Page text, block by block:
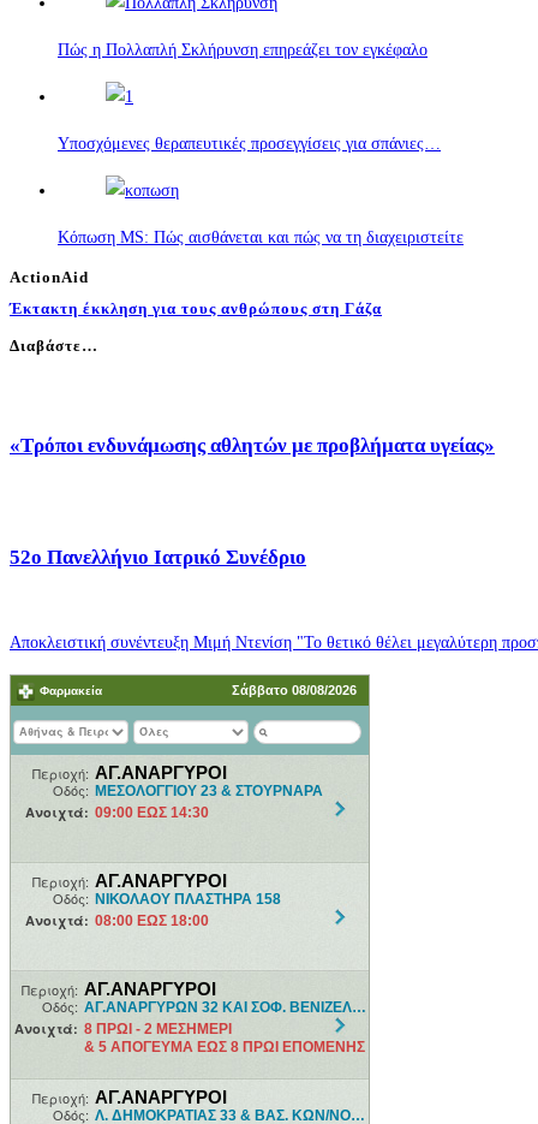
Πώς η Πολλαπλή Σκλήρυνση επηρεάζει τον εγκέφαλο
Υποσχόμενες θεραπευτικές προσεγγίσεις για σπάνιες…
Κόπωση MS: Πώς αισθάνεται και πώς να τη διαχειριστείτε
ActionAid
Έκτακτη έκκληση για τους ανθρώπους στη Γάζα
Διαβάστε…
«Τρόποι ενδυνάμωσης αθλητών με προβλήματα υγείας»
52o Πανελλήνιο Ιατρικό Συνέδριο
Αποκλειστική συνέντευξη Μιμή Ντενίση "Το θετικό θέλει μεγαλύτερη